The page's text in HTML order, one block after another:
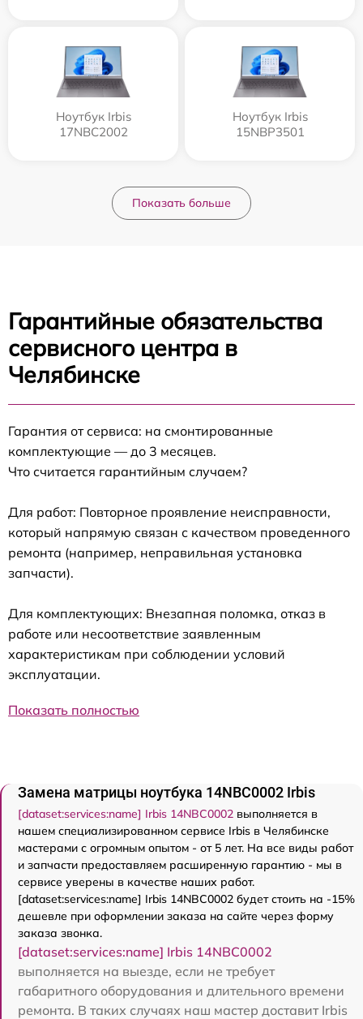
Ноутбук Irbis
17NBC2002
Ноутбук Irbis
15NBP3501
Показать больше
Гарантийные обязательства
сервисного центра в
Челябинске
Гарантия от сервиса: на смонтированные
комплектующие — до 3 месяцев.
Что считается гарантийным случаем?
Для работ: Повторное проявление неисправности,
который напрямую связан с качеством проведенного
ремонта (например, неправильная установка
запчасти).
Для комплектующих: Внезапная поломка, отказ в
работе или несоответствие заявленным
характеристикам при соблюдении условий
эксплуатации.
Показать полностью
Замена матрицы ноутбука 14NBC0002 Irbis
[dataset:services:name] Irbis 14NBC0002 выполняется в
нашем специализированном сервисе Irbis в Челябинске
мастерами с огромным опытом - от 5 лет. На все виды работ
и запчасти предоставляем расширенную гарантию - мы в
сервисе уверены в качестве наших работ.
[dataset:services:name] Irbis 14NBC0002 будет стоить на -15%
дешевле при оформлении заказа на сайте через форму
заказа звонка.
[dataset:services:name] Irbis 14NBC0002
выполняется на выезде, если не требует
габаритного оборудования и длительного времени
ремонта. В таких случаях наш мастер доставит Irbis